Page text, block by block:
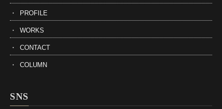
PROFILE
WORKS
CONTACT
COLUMN
SNS